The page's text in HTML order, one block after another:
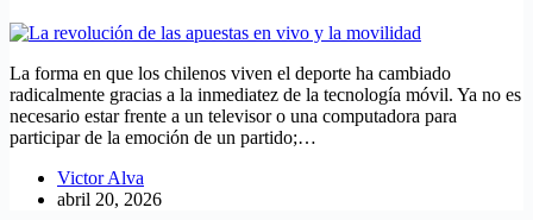
La forma en que los chilenos viven el deporte ha cambiado
radicalmente gracias a la inmediatez de la tecnología móvil. Ya no es
necesario estar frente a un televisor o una computadora para
participar de la emoción de un partido;…
Victor Alva
abril 20, 2026